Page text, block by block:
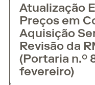
Atualização
Preços em
Aquisição
Revisão da
(Portaria n.º
fevereiro)